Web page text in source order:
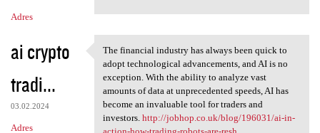
Adres
ai crypto
tradi...
03.02.2024
Adres
The financial industry has
The financial industry has always been quick to
adopt technological advancements, and AI is no
exception. With the ability to analyze vast
amounts of data at unprecedented speeds, AI has
become an invaluable tool for traders and
investors. http://jobhop.co.uk/blog/196031/ai-in-